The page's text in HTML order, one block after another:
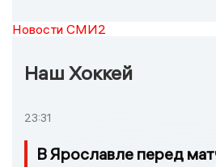
Новости СМИ2
Наш Хоккей
23:31
В Ярославле перед